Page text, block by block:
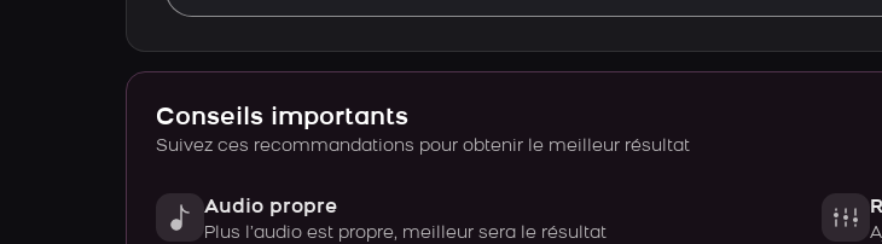
Conseils importants
Suivez ces recommandations pour obtenir le meilleur résultat
Audio propre
Plus l’audio est propre, meilleur sera le résultat